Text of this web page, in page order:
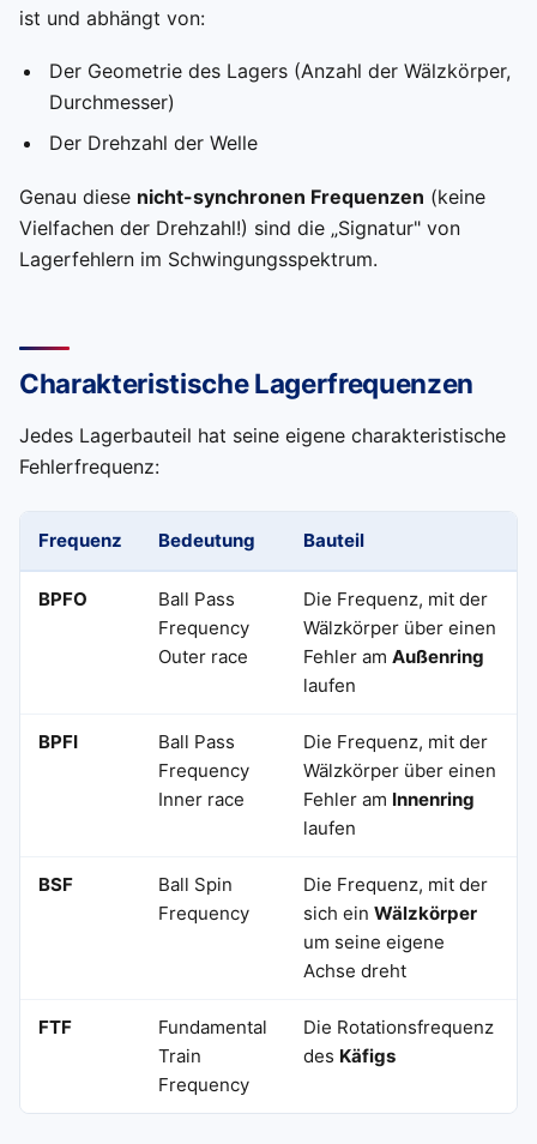
ist und abhängt von:
Der Geometrie des Lagers (Anzahl der Wälzkörper,
Durchmesser)
Der Drehzahl der Welle
Genau diese nicht-synchronen Frequenzen (keine
Vielfachen der Drehzahl!) sind die „Signatur" von
Lagerfehlern im Schwingungsspektrum.
Charakteristische Lagerfrequenzen
Jedes Lagerbauteil hat seine eigene charakteristische
Fehlerfrequenz:
Frequenz Bedeutung Bauteil
BPFO
Ball Pass
Frequency
Outer race
Die Frequenz, mit der
Wälzkörper über einen
Fehler am Außenring
laufen
BPFI
Ball Pass
Frequency
Inner race
Die Frequenz, mit der
Wälzkörper über einen
Fehler am Innenring
laufen
BSF
Ball Spin
Frequency
Die Frequenz, mit der
sich ein Wälzkörper
um seine eigene
Achse dreht
FTF
Fundamental
Train
Frequency
Die Rotationsfrequenz
des Käfigs